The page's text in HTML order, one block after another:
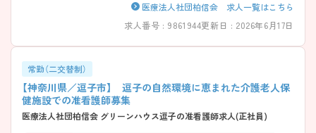
医療法人社団柏信会 求人一覧はこちら
求人番号 : 9861944更新日 : 2026年6月17日
常勤（二交替制）
【神奈川県／逗子市】 逗子の自然環境に恵まれた介護老人保
健施設での准看護師募集
医療法人社団柏信会 グリーンハウス逗子の准看護師求人(正社員)